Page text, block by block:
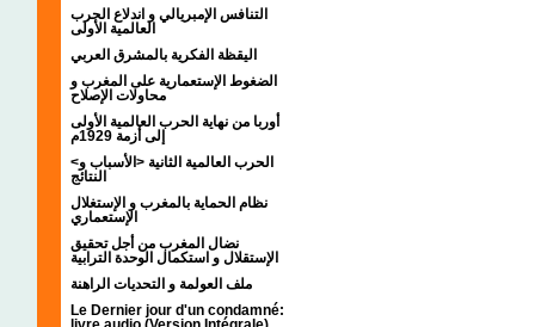
التنافس الإمبريالي و اندلاع الحرب
العالمية الأولى
اليقظة الفكرية بالمشرق العربي
الضغوط الإستعمارية على المغرب و
محاولات الإصلاح
أوربا من نهاية الحرب العالمية الأولى
إلى أزمة 1929م
<الحرب العالمية الثانية <الأسباب و
النتائج
نظام الحماية بالمغرب و الإستغلال
الإستعماري
نضال المغرب من أجل تحقيق
الإستقلال و استكمال الوحدة الترابية
ملف العولمة و التحديات الراهنة
Le Dernier jour d'un condamné: